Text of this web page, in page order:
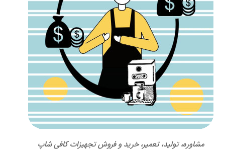
مشاوره، تولید، تعمیر، خرید و فروش تجهیزات کافی شاپ